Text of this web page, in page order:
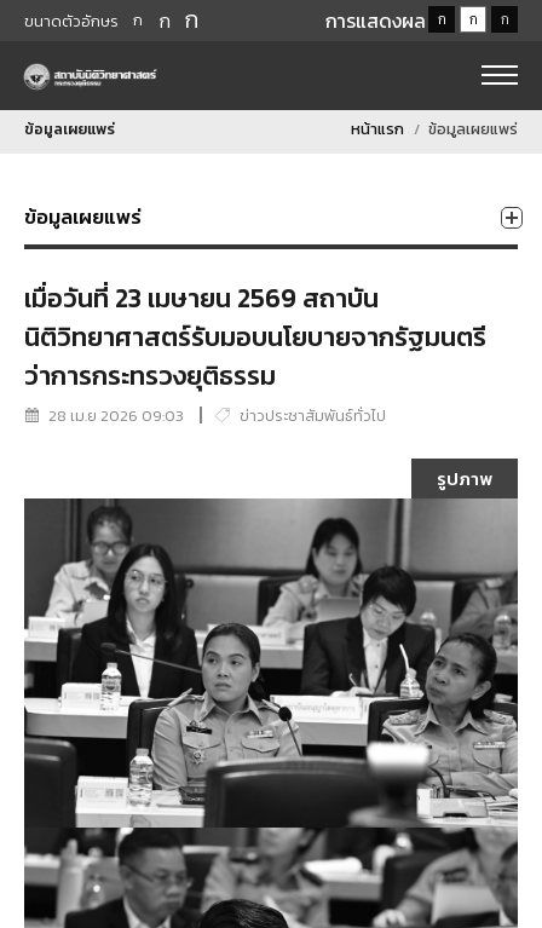
ขนาดตัวอักษร ก ก ก การแสดงผล ก ก ก
ข้อมูลเผยแพร่ หน้าแรก ข้อมูลเผยแพร่
ข้อมูลเผยแพร่
เมื่อวันที่ 23 เมษายน 2569 สถาบัน
นิติวิทยาศาสตร์รับมอบนโยบายจากรัฐมนตรี
ว่าการกระทรวงยุติธรรม
28 เม.ย 2026 09:03 ข่าวประชาสัมพันธ์ทั่วไป
รูปภาพ